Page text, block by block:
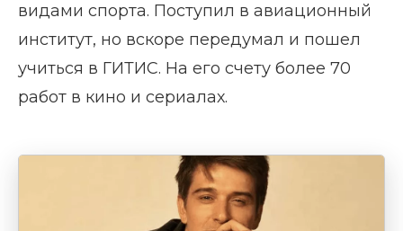
видами спорта. Поступил в авиационный
институт, но вскоре передумал и пошел
учиться в ГИТИС. На его счету более 70
работ в кино и сериалах.